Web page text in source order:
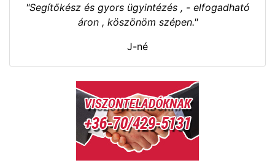
"Segítőkész és gyors ügyintézés , - elfogadható
áron , köszönöm szépen."
J-né